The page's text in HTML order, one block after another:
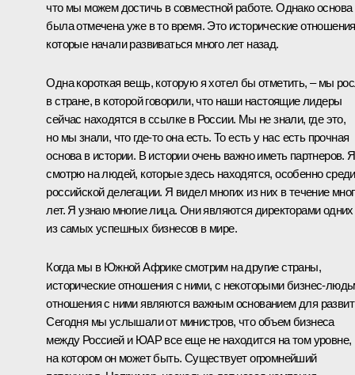
что мы можем достичь в совместной работе. Однако основа
была отмечена уже в то время. Это исторические
которые начали развиваться много лет назад.
Одна короткая вещь, которую я хотел бы отметить, – мы
в стране, в которой говорили, что наши настоящие лидеры
сейчас находятся в ссылке в России. Мы не знали, где это,
но мы знали, что где‑то она есть. То есть у нас есть прочная
основа в истории. В истории очень важно иметь партнеров. Я
смотрю на людей, которые здесь находятся, особенно среди
российской делегации. Я видел многих из них в течение
лет. Я узнаю многие лица. Они являются директорами одних
из самых успешных бизнесов в мире.
Когда мы в Южной Африке смотрим на другие страны,
исторические отношения с ними, с некоторыми бизнес-
отношения с ними являются важным основанием для
Сегодня мы услышали от министров, что объем бизнеса
между Россией и ЮАР все еще не находится на том уровне,
на котором он может быть. Существует огромнейший